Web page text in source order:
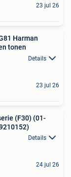
23 jul 26
Harman
tonen
Details
23 jul 26
(F30) (01-
Details
24 jul 26